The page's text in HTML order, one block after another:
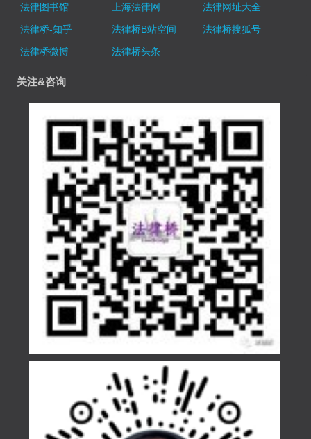
法律图书馆 上海法律网
法律网址大全
法律桥-知乎
法律桥B站空间
法律桥搜狐号
法律桥微博
法律桥头条
关注&咨询